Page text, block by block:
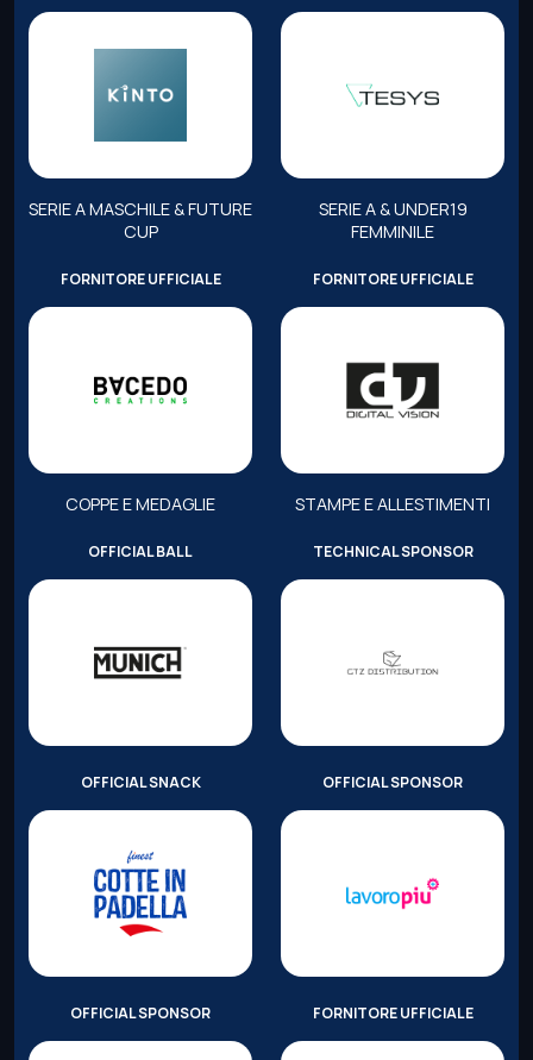
SERIE A MASCHILE & FUTURE
CUP
SERIE A & UNDER19
FEMMINILE
FORNITORE UFFICIALE
COPPE E MEDAGLIE
FORNITORE UFFICIALE
STAMPE E ALLESTIMENTI
OFFICIAL BALL TECHNICAL SPONSOR
OFFICIAL SNACK OFFICIAL SPONSOR
OFFICIAL SPONSOR FORNITORE UFFICIALE